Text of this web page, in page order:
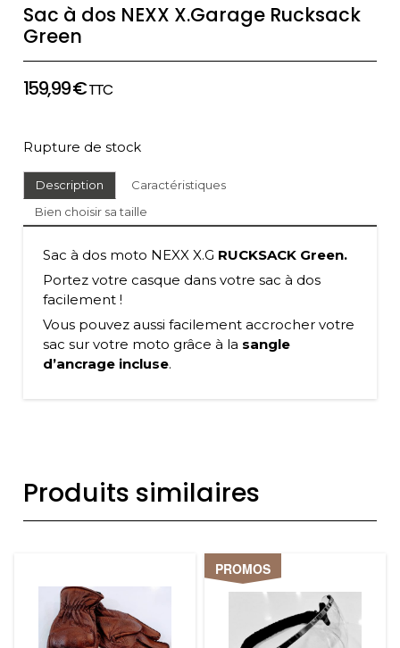
Sac à dos NEXX X.Garage Rucksack
Green
159,99€TTC
Rupture de stock
Description
Caractéristiques
Bien choisir sa taille
Sac à dos moto NEXX X.G RUCKSACK Green.
Portez votre casque dans votre sac à dos
facilement !
Vous pouvez aussi facilement accrocher votre
sac sur votre moto grâce à la sangle
d’ancrage incluse.
Produits similaires
PROMOS